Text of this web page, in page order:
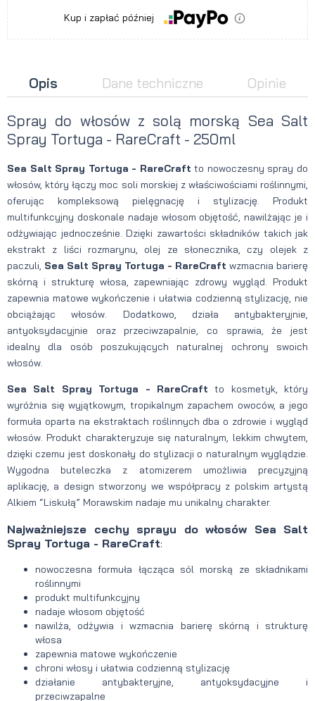
Kup i zapłać później
Opis Dane techniczne Opinie
Spray do włosów z solą morską Sea Salt
Spray Tortuga - RareCraft - 250ml
Sea Salt Spray Tortuga - RareCraft to nowoczesny spray do
włosów, który łączy moc soli morskiej z właściwościami roślinnymi,
oferując kompleksową pielęgnację i stylizację. Produkt
multifunkcyjny doskonale nadaje włosom objętość, nawilżając je i
odżywiając jednocześnie. Dzięki zawartości składników takich jak
ekstrakt z liści rozmarynu, olej ze słonecznika, czy olejek z
paczuli, Sea Salt Spray Tortuga - RareCraft wzmacnia barierę
skórną i strukturę włosa, zapewniając zdrowy wygląd. Produkt
zapewnia matowe wykończenie i ułatwia codzienną stylizację, nie
obciążając włosów. Dodatkowo, działa antybakteryjnie,
antyoksydacyjnie oraz przeciwzapalnie, co sprawia, że jest
idealny dla osób poszukujących naturalnej ochrony swoich
włosów.
Sea Salt Spray Tortuga - RareCraft to kosmetyk, który
wyróżnia się wyjątkowym, tropikalnym zapachem owoców, a jego
formuła oparta na ekstraktach roślinnych dba o zdrowie i wygląd
włosów. Produkt charakteryzuje się naturalnym, lekkim chwytem,
dzięki czemu jest doskonały do stylizacji o naturalnym wyglądzie.
Wygodna buteleczka z atomizerem umożliwia precyzyjną
aplikację, a design stworzony we współpracy z polskim artystą
Alkiem “Liskułą” Morawskim nadaje mu unikalny charakter.
Najważniejsze cechy sprayu do włosów Sea Salt
Spray Tortuga - RareCraft:
nowoczesna formuła łącząca sól morską ze składnikami
roślinnymi
produkt multifunkcyjny
nadaje włosom objętość
nawilża, odżywia i wzmacnia barierę skórną i strukturę
włosa
zapewnia matowe wykończenie
chroni włosy i ułatwia codzienną stylizację
działanie antybakteryjne, antyoksydacyjne i
przeciwzapalne